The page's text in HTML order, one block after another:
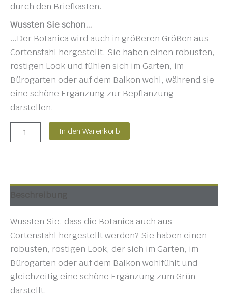
durch den Briefkasten.
Wussten Sie schon…
…Der Botanica wird auch in größeren Größen aus
Cortenstahl hergestellt. Sie haben einen robusten,
rostigen Look und fühlen sich im Garten, im
Bürogarten oder auf dem Balkon wohl, während sie
eine schöne Ergänzung zur Bepflanzung
darstellen.
In den Warenkorb
Wussten Sie, dass die Botanica auch aus
Cortenstahl hergestellt werden? Sie haben einen
robusten, rostigen Look, der sich im Garten, im
Bürogarten oder auf dem Balkon wohlfühlt und
gleichzeitig eine schöne Ergänzung zum Grün
darstellt.